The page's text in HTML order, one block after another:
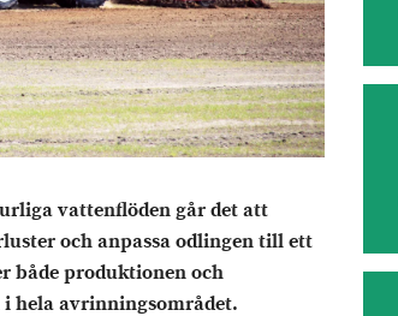
vattenflöden går det att
och anpassa odlingen till ett
både produktionen och
hela avrinningsområdet.